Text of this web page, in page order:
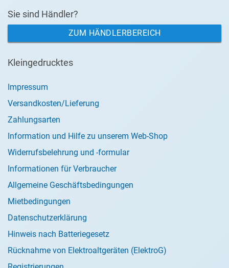
Sie sind Händler?
ZUM HÄNDLERBEREICH
Kleingedrucktes
Impressum
Versandkosten/Lieferung
Zahlungsarten
Information und Hilfe zu unserem Web-Shop
Widerrufsbelehrung und -formular
Informationen für Verbraucher
Allgemeine Geschäftsbedingungen
Mietbedingungen
Datenschutzerklärung
Hinweis nach Batteriegesetz
Rücknahme von Elektroaltgeräten (ElektroG)